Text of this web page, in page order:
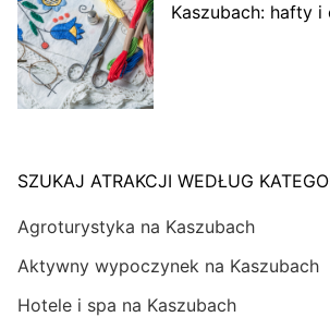
Kaszubach: hafty i
SZUKAJ ATRAKCJI WEDŁUG
Agroturystyka na Kaszubach
Aktywny wypoczynek na Kaszubach
Hotele i spa na Kaszubach